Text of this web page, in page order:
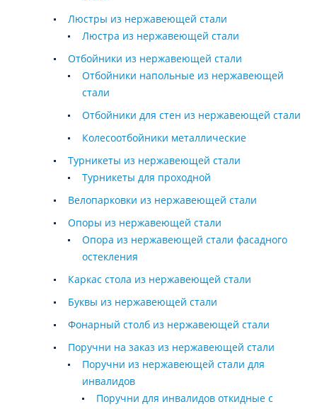
Люстры из нержавеющей стали
Люстра из нержавеющей стали
Отбойники из нержавеющей стали
Отбойники напольные из нержавеющей
стали
Отбойники для стен из нержавеющей стали
Колесоотбойники металлические
Турникеты из нержавеющей стали
Турникеты для проходной
Велопарковки из нержавеющей стали
Опоры из нержавеющей стали
Опора из нержавеющей стали фасадного
остекления
Каркас стола из нержавеющей стали
Буквы из нержавеющей стали
Фонарный столб из нержавеющей стали
Поручни на заказ из нержавеющей стали
Поручни из нержавеющей стали для
инвалидов
Поручни для инвалидов откидные с